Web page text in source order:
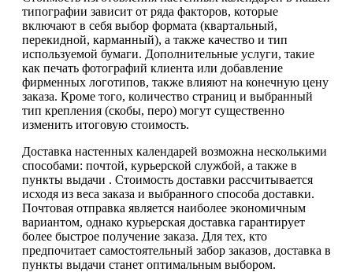
типографии зависит от ряда факторов, которые
включают в себя выбор формата (квартальный,
перекидной, карманный), а также качество и тип
используемой бумаги. Дополнительные услуги, такие
как печать фотографий клиента или добавление
фирменных логотипов, также влияют на конечную цену
заказа. Кроме того, количество страниц и выбранный
тип крепления (скобы, перо) могут существенно
изменить итоговую стоимость.
Доставка настенных календарей возможна несколькими
способами: почтой, курьерской службой, а также в
пункты выдачи . Стоимость доставки рассчитывается
исходя из веса заказа и выбранного способа доставки.
Почтовая отправка является наиболее экономичным
вариантом, однако курьерская доставка гарантирует
более быстрое получение заказа. Для тех, кто
предпочитает самостоятельный забор заказов, доставка в
пункты выдачи станет оптимальным выбором.